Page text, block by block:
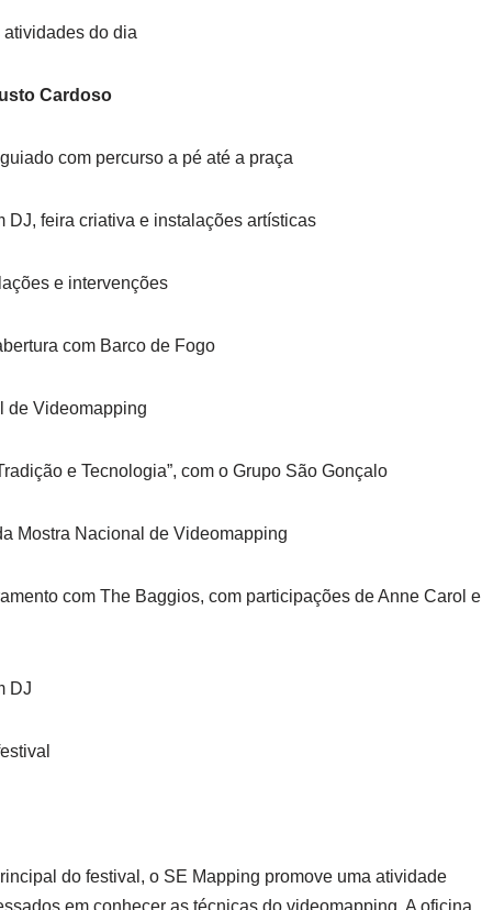
do dia
Cardoso
com percurso a pé até a praça
DJ, feira criativa e instalações artísticas
e intervenções
com Barco de Fogo
de Videomapping
e Tecnologia”, com o Grupo São Gonçalo
Mostra Nacional de Videomapping
com The Baggios, com participações de Anne Carol e
DJ
do festival, o SE Mapping promove uma atividade
em conhecer as técnicas do videomapping. A oficina